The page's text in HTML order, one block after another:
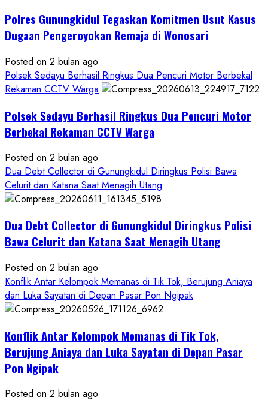
Pelecehan
Seksual:
DIY
Terbitkan
DPO
Asal
Gunungkidul
Polres Gunungkidul Tegaskan Komitmen Usut Kasus
Dugaan Pengeroyokan Remaja di Wonosari
Posted on 2 bulan ago
Polsek Sedayu Berhasil Ringkus Dua Pencuri Motor Berbekal
Rekaman CCTV Warga
Polsek Sedayu Berhasil Ringkus Dua Pencuri Motor
Berbekal Rekaman CCTV Warga
Posted on 2 bulan ago
Dua Debt Collector di Gunungkidul Diringkus Polisi Bawa
Celurit dan Katana Saat Menagih Utang
Dua Debt Collector di Gunungkidul Diringkus Polisi
Bawa Celurit dan Katana Saat Menagih Utang
Posted on 2 bulan ago
Konflik Antar Kelompok Memanas di Tik Tok, Berujung Aniaya
dan Luka Sayatan di Depan Pasar Pon Ngipak
Konflik Antar Kelompok Memanas di Tik Tok,
Berujung Aniaya dan Luka Sayatan di Depan Pasar
Pon Ngipak
Posted on 2 bulan ago